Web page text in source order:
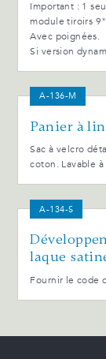
Important : 1
module tiroirs
Avec poignées.
Si version
A-136-M
Panier à
Sac à velcro
coton. Lavable
A-134-S
laque
Fournir le code